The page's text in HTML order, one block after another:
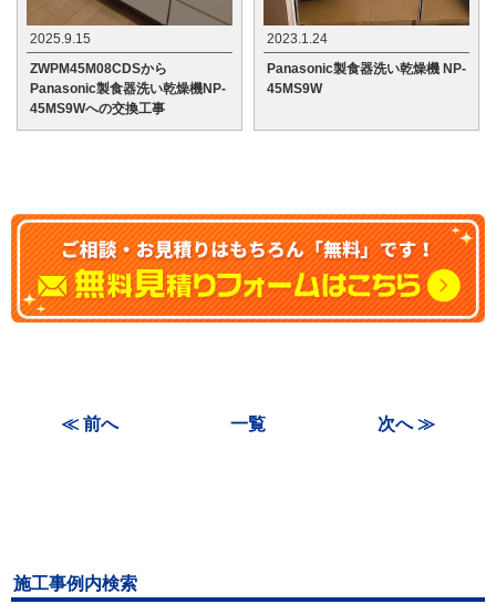
2025.9.15
ZWPM45M08CDSから
Panasonic製食器洗い乾燥機NP-
45MS9Wへの交換工事
2023.1.24
Panasonic製食器洗い乾燥機 NP-
45MS9W
≪ 前へ 一覧 次へ ≫
施工事例内検索